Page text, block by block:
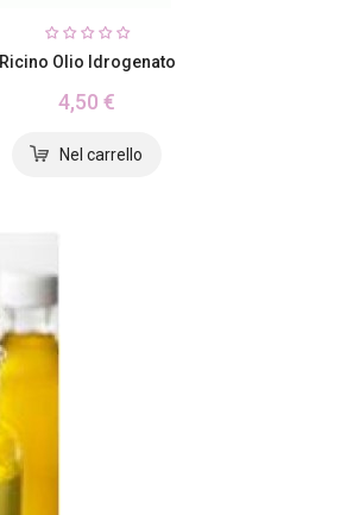
Ricino Olio Idrogenato
4,50 €